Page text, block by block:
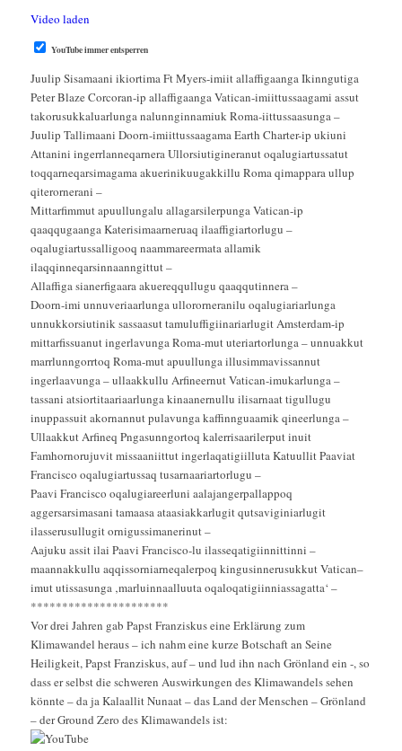
Video laden
YouTube immer entsperren
Juulip Sisamaani ikiortima Ft Myers-imiit allaffigaanga Ikinngutiga
Peter Blaze Corcoran-ip allaffigaanga Vatican-imiittussaagami assut
takorusukkaluarlunga nalunnginnamiuk Roma-iittussaasunga –
Juulip Tallimaani Doorn-imiittussaagama Earth Charter-ip ukiuni
Attanini ingerrlanneqarnera Ullorsiutigineranut oqalugiartussatut
toqqarneqarsimagama akuerinikuugakkillu Roma qimappara ullup
qiterornerani –
Mittarfimmut apuullungalu allagarsilerpunga Vatican-ip
qaaqqugaanga Katerisimaarneruaq ilaaffigiartorlugu –
oqalugiartussalligooq naammareermata allamik
ilaqqinneqarsinnaanngittut –
Allaffiga sianerfigaara akuereqqullugu qaaqqutinnera –
Doorn-imi unnuveriaarlunga ullororneranilu oqalugiariarlunga
unnukkorsiutinik sassaasut tamuluffigiinariarlugit Amsterdam-ip
mittarfissuanut ingerlavunga Roma-mut uteriartorlunga – unnuakkut
marrlunngorrtoq Roma-mut apuullunga illusimmavissannut
ingerlaavunga – ullaakkullu Arfineernut Vatican-imukarlunga –
tassani atsiortitaariaarlunga kinaanernullu ilisarnaat tigullugu
inuppassuit akornannut pulavunga kaffinnguaamik qineerlunga –
Ullaakkut Arfineq Pngasunngortoq kalerrisaarilerput inuit
Famhornorujuvit missaaniittut ingerlaqatigiilluta Katuullit Paaviat
Francisco oqalugiartussaq tusarnaariartorlugu –
Paavi Francisco oqalugiareerluni aalajangerpallappoq
aggersarsimasani tamaasa ataasiakkarlugit qutsaviginiarlugit
ilasserusullugit ornigussimanerinut –
Aajuku assit ilai Paavi Francisco-lu ilasseqatigiinnittinni –
maannakkullu aqqissorniarneqalerpoq kingusinnerusukkut Vatican–
imut utissasunga ‚marluinnaalluuta oqaloqatigiinniassagatta‘ –
**********************
Vor drei Jahren gab Papst Franziskus eine Erklärung zum
Klimawandel heraus – ich nahm eine kurze Botschaft an Seine
Heiligkeit, Papst Franziskus, auf – und lud ihn nach Grönland ein -, so
dass er selbst die schweren Auswirkungen des Klimawandels sehen
könnte – da ja Kalaallit Nunaat – das Land der Menschen – Grönland
– der Ground Zero des Klimawandels ist: